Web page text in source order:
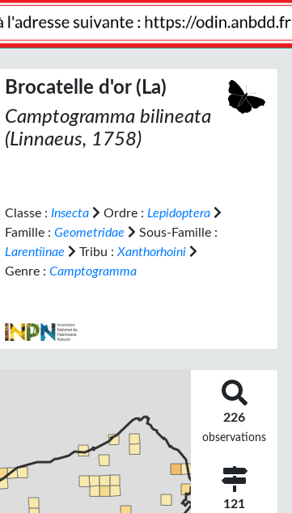
Brocatelle d'or (La)
Camptogramma bilineata
(Linnaeus, 1758)
Classe : Insecta Ordre : Lepidoptera
Famille : Geometridae
Sous-Famille :
Larentiinae
Tribu : Xanthorhoini
Genre : Camptogramma
226
observations
121